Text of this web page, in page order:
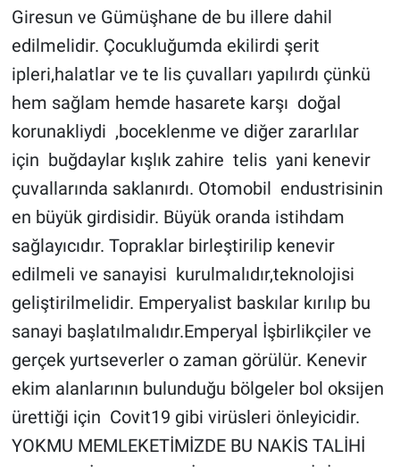
Giresun ve Gümüşhane de bu illere dahil
edilmelidir. Çocukluğumda ekilirdi şerit
ipleri,halatlar ve te lis çuvalları yapılırdı çünkü
hem sağlam hemde hasarete karşı  doğal
korunakliydi  ,boceklenme ve diğer zararlılar
için  buğdaylar kışlık zahire  telis  yani kenevir
çuvallarında saklanırdı. Otomobil  endustrisinin
en büyük girdisidir. Büyük oranda istihdam
sağlayıcıdır. Topraklar birleştirilip kenevir
edilmeli ve sanayisi  kurulmalıdır,teknolojisi
geliştirilmelidir. Emperyalist baskılar kırılıp bu
sanayi başlatılmalıdır.Emperyal İşbirlikçiler ve
gerçek yurtseverler o zaman görülür. Kenevir
ekim alanlarının bulunduğu bölgeler bol oksijen
ürettiği için  Covit19 gibi virüsleri önleyicidir.
YOKMU MEMLEKETİMİZDE BU NAKİS TALİHİ